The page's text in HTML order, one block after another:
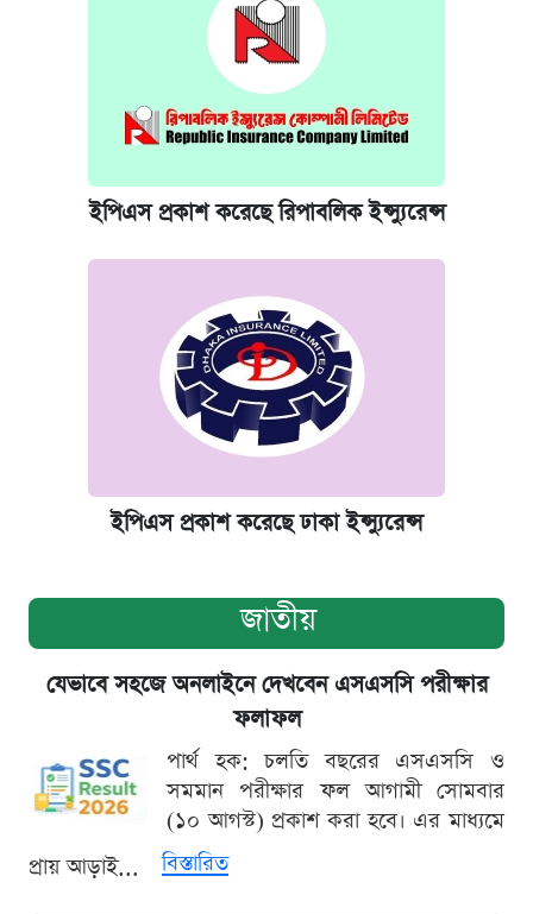
ইপিএস প্রকাশ করেছে রিপাবলিক ইন্স্যুরেন্স
ইপিএস প্রকাশ করেছে ঢাকা ইন্স্যুরেন্স
জাতীয়
যেভাবে সহজে অনলাইনে দেখবেন এসএসসি পরীক্ষার
ফলাফল
পার্থ হক: চলতি বছরের এসএসসি ও
সমমান পরীক্ষার ফল আগামী সোমবার
(১০ আগস্ট) প্রকাশ করা হবে। এর মাধ্যমে
প্রায় আড়াই...
বিস্তারিত